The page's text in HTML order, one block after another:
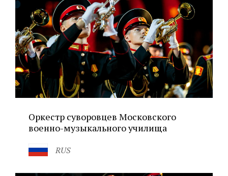
Оркестр суворовцев Московского
военно-музыкального училища
RUS